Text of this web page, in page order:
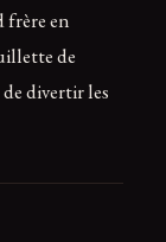
frère en
de
divertir les